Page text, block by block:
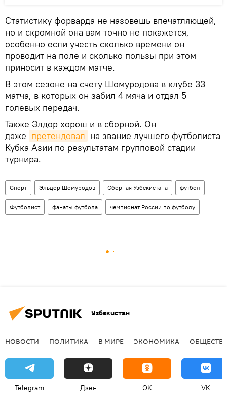
Статистику форварда не назовешь впечатляющей,
но и скромной она вам точно не покажется,
особенно если учесть сколько времени он
проводит на поле и сколько пользы при этом
приносит в каждом матче.
В этом сезоне на счету Шомуродова в клубе 33
матча, в которых он забил 4 мяча и отдал 5
голевых передач.
Также Элдор хорош и в сборной. Он
даже претендовал на звание лучшего футболиста
Кубка Азии по результатам групповой стадии
турнира.
Спорт Эльдор Шомуродов Сборная Узбекистана футбол
Футболист фанаты футбола чемпионат России по футболу
Узбекистан
НОВОСТИ ПОЛИТИКА В МИРЕ ЭКОНОМИКА
Telegram Дзен OK VK